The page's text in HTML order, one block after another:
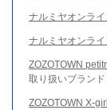
ナルミヤオンラ
ナルミヤオンラ
ZOZOTOWN
取り扱いブラン
ZOZOTOWN X-